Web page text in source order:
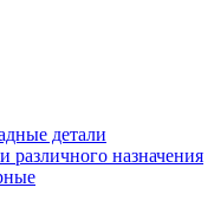
детали
различного назначения